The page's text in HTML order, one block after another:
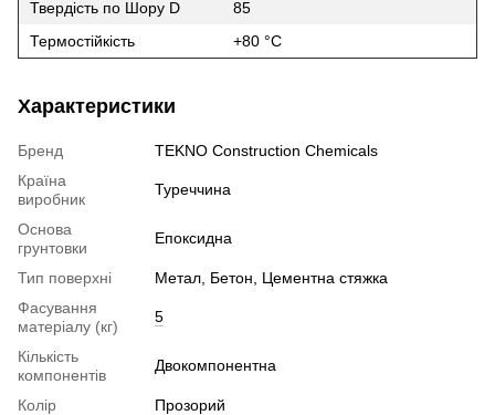
Твердість по Шору D
85
Термостійкість
+80 °C
Характеристики
Бренд
TEKNO Construction Chemicals
Країна
виробник
Туреччина
Основа
грунтовки
Епоксидна
Тип поверхні
Метал, Бетон, Цементна стяжка
Фасування
матеріалу (кг)
5
Кількість
компонентів
Двокомпонентна
Колір
Прозорий